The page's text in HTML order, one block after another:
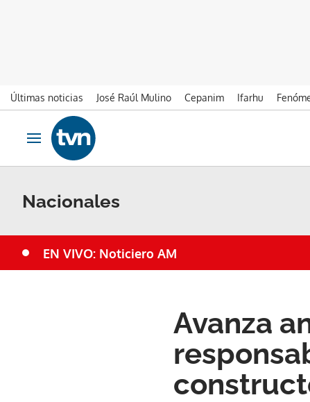
Últimas noticias José Raúl Mulino Cepanim Ifarhu
Ir al contenido
Obrir navegació
Nacionales
EN VIVO: Noticiero AM
Avanza